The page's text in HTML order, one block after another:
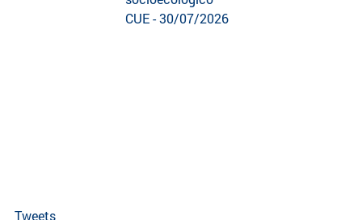
CUE - 30/07/2026
Tweets